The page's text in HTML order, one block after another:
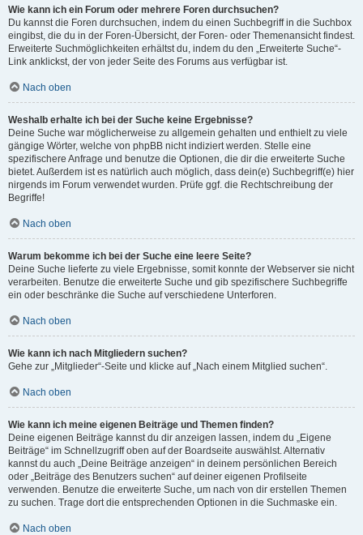
Wie kann ich ein Forum oder mehrere Foren durchsuchen?
Du kannst die Foren durchsuchen, indem du einen Suchbegriff in die Suchbox
eingibst, die du in der Foren-Übersicht, der Foren- oder Themenansicht findest.
Erweiterte Suchmöglichkeiten erhältst du, indem du den „Erweiterte Suche“-
Link anklickst, der von jeder Seite des Forums aus verfügbar ist.
Nach oben
Weshalb erhalte ich bei der Suche keine Ergebnisse?
Deine Suche war möglicherweise zu allgemein gehalten und enthielt zu viele
gängige Wörter, welche von phpBB nicht indiziert werden. Stelle eine
spezifischere Anfrage und benutze die Optionen, die dir die erweiterte Suche
bietet. Außerdem ist es natürlich auch möglich, dass dein(e) Suchbegriff(e) hier
nirgends im Forum verwendet wurden. Prüfe ggf. die Rechtschreibung der
Begriffe!
Nach oben
Warum bekomme ich bei der Suche eine leere Seite?
Deine Suche lieferte zu viele Ergebnisse, somit konnte der Webserver sie nicht
verarbeiten. Benutze die erweiterte Suche und gib spezifischere Suchbegriffe
ein oder beschränke die Suche auf verschiedene Unterforen.
Nach oben
Wie kann ich nach Mitgliedern suchen?
Gehe zur „Mitglieder“-Seite und klicke auf „Nach einem Mitglied suchen“.
Nach oben
Wie kann ich meine eigenen Beiträge und Themen finden?
Deine eigenen Beiträge kannst du dir anzeigen lassen, indem du „Eigene
Beiträge“ im Schnellzugriff oben auf der Boardseite auswählst. Alternativ
kannst du auch „Deine Beiträge anzeigen“ in deinem persönlichen Bereich
oder „Beiträge des Benutzers suchen“ auf deiner eigenen Profilseite
verwenden. Benutze die erweiterte Suche, um nach von dir erstellen Themen
zu suchen. Trage dort die entsprechenden Optionen in die Suchmaske ein.
Nach oben